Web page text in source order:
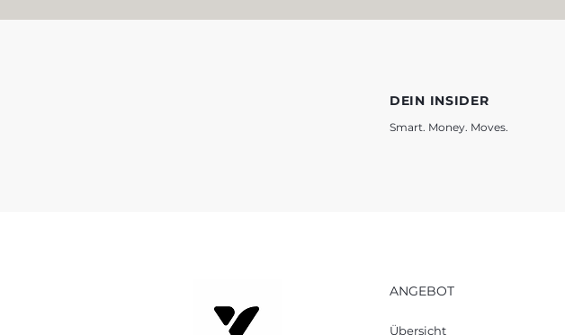
DEIN INSIDER
Smart. Money. Moves.
ANGEBOT
Übersicht